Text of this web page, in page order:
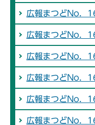
広報まつどNo．
広報まつどNo．
広報まつどNo．
広報まつどNo．
広報まつどNo．
広報まつどNo．